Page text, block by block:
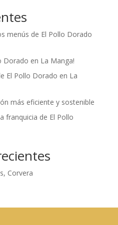
menús de El Pollo Dorado
Dorado en La Manga!
El Pollo Dorado en La
más eficiente y sostenible
franquicia de El Pollo
Corvera